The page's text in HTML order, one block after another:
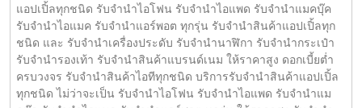
แอปเปิ้ลทุกชนิด รับจำนำไอโฟน รับจำนำไอแพด รับจำนำแมคบุ๊ค
รับจำนำไอแมค รับจำนำแอร์พอต ทุกรุ่น รับจำนำสินค้าแอปเปิ้ลทุก
ชนิด และ รับจำนำเครื่องประดับ รับจำนำนาฬิกา รับจำนำกระเป๋า
รับจำนำรองเท้า รับจำนำสินค้าแบรนด์เนม ให้ราคาสูง ดอกเบี้ยต่ำ
ครบวงจร รับจำนำสินค้าไอทีทุกชนิด บริการรับจำนำสินค้าแอปเปิ้ล
ทุกชนิด ไม่ว่าจะเป็น รับจำนำไอโฟน รับจำนำไอแพด รับจำนำแม